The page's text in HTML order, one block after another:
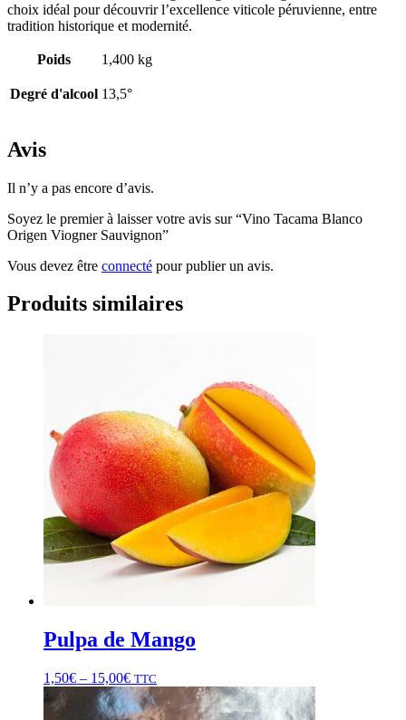
choix idéal pour découvrir l’excellence viticole péruvienne, entre
tradition historique et modernité.
Poids 1,400 kg
Degré d'alcool 13,5°
Avis
Il n’y a pas encore d’avis.
Soyez le premier à laisser votre avis sur “Vino Tacama Blanco
Origen Viogner Sauvignon”
Vous devez être connecté pour publier un avis.
Produits similaires
Pulpa de Mango
1,50€ – 15,00€ TTC